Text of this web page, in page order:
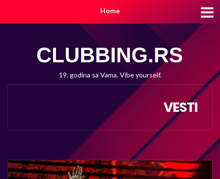
Home
19. godina sa Vama. Vibe yourself.
VESTI